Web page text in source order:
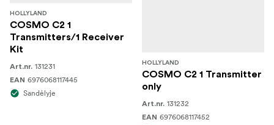
HOLLYLAND
COSMO C2 1
Transmitters/1 Receiver
Kit
Art.nr. 131231
EAN 6976068117445
Sandėlyje
HOLLYLAND
COSMO C2 1 Transmitter
only
Art.nr. 131232
EAN 6976068117452